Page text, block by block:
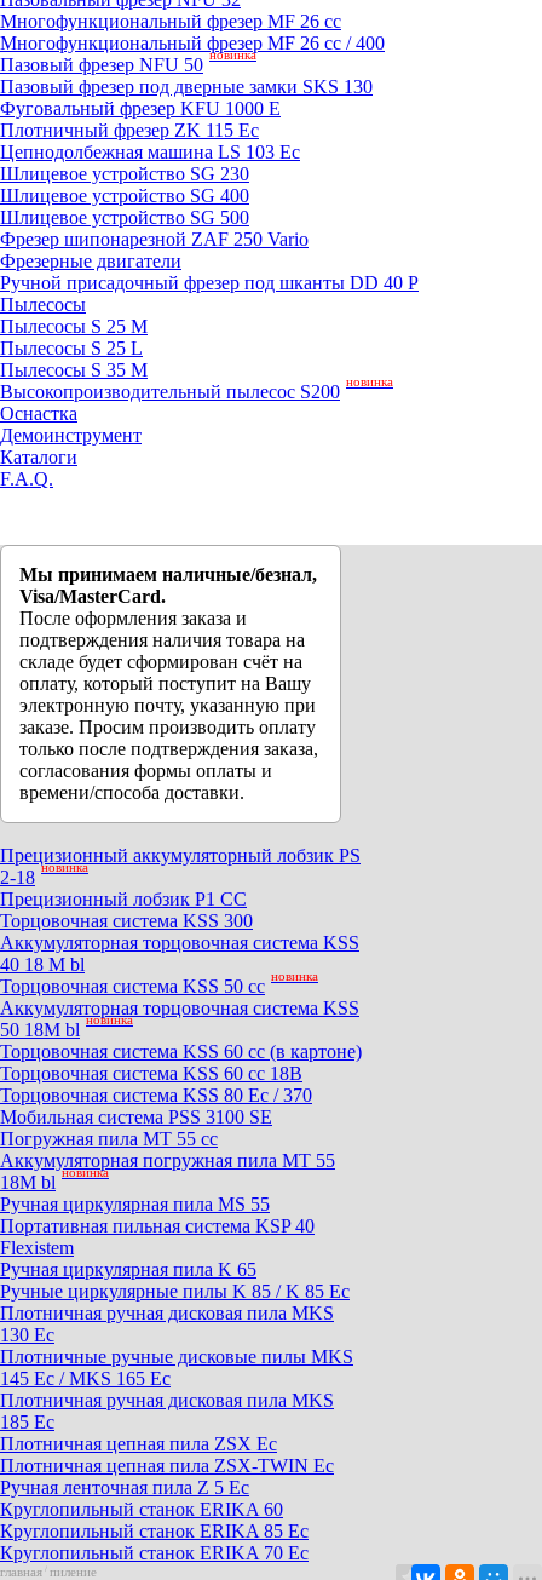
Mногофункциональный фрезер MF 26 cc
Mногофункциональный фрезер MF 26 cc / 400
Пазовый фрезер NFU 50 новинка
Пазовый фрезер под дверные замки SKS 130
Фуговальный фрезер KFU 1000 E
Плотничный фрезер ZK 115 Ec
Цепнодолбежная машина LS 103 Ec
Шлицевое устройство SG 230
Шлицевое устройство SG 400
Шлицевое устройство SG 500
Фрезер шипонарезной ZAF 250 Vario
Фрезерные двигатели
Ручной присадочный фрезер под шканты DD 40 P
Пылесосы
Пылесосы S 25 M
Пылесосы S 25 L
Пылесосы S 35 M
Высокопроизводительный пылесос S200 новинка
Оснастка
Демоинструмент
Каталоги
F.A.Q.
Мы принимаем наличные/безнал,
Visa/MasterCard.
После оформления заказа и
подтверждения наличия товара на
складе будет сформирован счёт на
оплату, который поступит на Вашу
электронную почту, указанную при
заказе. Просим производить оплату
только после подтверждения заказа,
согласования формы оплаты и
времени/способа доставки.
Прецизионный аккумуляторный лобзик PS
2-18 новинка
Прецизионный лобзик P1 CC
Торцовочная система KSS 300
Аккумуляторная торцовочная система KSS
40 18 M bl
Торцовочная система KSS 50 сс новинка
Аккумуляторная торцовочная система KSS
50 18M bl новинка
Торцовочная система KSS 60 cc (в картоне)
Торцовочная система KSS 60 cc 18В
Торцовочная система KSS 80 Ec / 370
Мобильная система PSS 3100 SE
Погружная пила MT 55 cc
Аккумуляторная погружная пила MT 55
18M bl новинка
Ручная циркулярная пила MS 55
Портативная пильная система KSP 40
Flexistem
Ручная циркулярная пила K 65
Ручные циркулярные пилы K 85 / K 85 Ec
Плотничная ручная дисковая пила MKS
130 Ec
Плотничные ручные дисковые пилы MKS
145 Ec / MKS 165 Ec
Плотничная ручная дисковая пила MKS
185 Ec
Плотничная цепная пила ZSX Ec
Плотничная цепная пила ZSX-TWIN Ec
Ручная ленточная пила Z 5 Ec
Круглопильный станок ERIKA 60
Круглопильный станок ERIKA 85 Ec
Круглопильный станок ERIKA 70 Ec
главная / пиление